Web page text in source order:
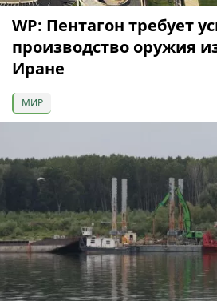
WP: Пентагон требует
производство оружия
Иране
МИР